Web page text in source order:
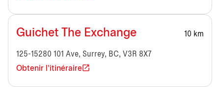
Guichet The Exchange 10 km
125-15280 101 Ave, Surrey, BC, V3R 8X7
Obtenir l'itinéraire